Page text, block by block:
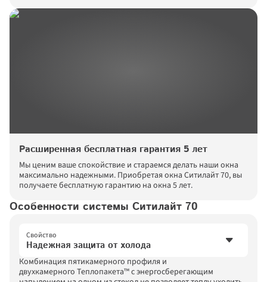
Расширенная бесплатная гарантия 5 лет
Мы ценим ваше спокойствие и стараемся делать наши окна
максимально надежными. Приобретая окна Ситилайт 70, вы
получаете бесплатную гарантию на окна 5 лет.
Особенности системы Ситилайт 70
Свойство
Надежная защита от холода
Надежная защита от холода
Комбинация пятикамерного профиля и
двухкамерного Теплопакета™ с энергосберегающим